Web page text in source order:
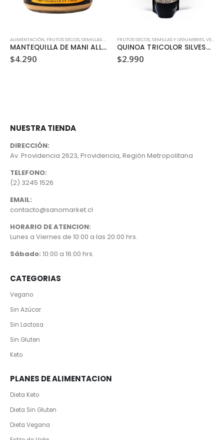
,VEGANO
ALIMENTACIÓN, FRUTOS SECOS, SEMILLAS Y LEGUMBRES ,MERMELADAS, MANJAR Y
MANTEQUILLA DE MANI ALLNUTS 200 GR
$4.290
FRUTOS SECOS, SEMILLAS Y LEGUMBRES,VEGANO
QUINOA TRICOLOR SILVESTRE 250GR
$2.990
NUESTRA TIENDA
DIRECCIÓN:
Av. Providencia 2623, Providencia, Región Metropolitana
TELEFONO:
(2) 3245 1526
EMAIL:
contacto@sanomarket.cl
HORARIO DE ATENCION:
Lunes a Viernes de 10:00 a las 20:00 hrs.
Sábado: 10:00 a 16:00 hrs.
CATEGORIAS
Vegano
Sin Azúcar
Sin Lactosa
Sin Gluten
Keto
PLANES DE ALIMENTACION
Dieta Keto
Dieta Sin Gluten
Dieta Vegana